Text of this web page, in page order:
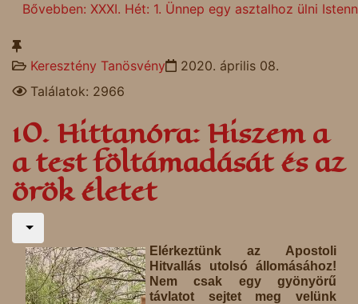
Bővebben: XXXI. Hét: 1. Ünnep egy asztalhoz ülni
Keresztény Tanösvény
2020. április 08.
Találatok: 2966
10. Hittanóra: Hiszem a
a test föltámadását és az
örök életet
Elérkeztünk az Apostoli
Hitvallás utolsó állomásához!
Nem csak egy gyönyörű
távlatot sejtet meg velünk